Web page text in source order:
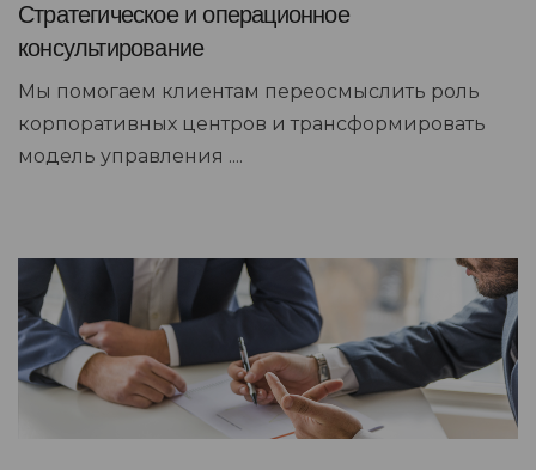
Стратегическое и операционное
консультирование
Мы помогаем клиентам переосмыслить роль
корпоративных центров и трансформировать
модель управления ....